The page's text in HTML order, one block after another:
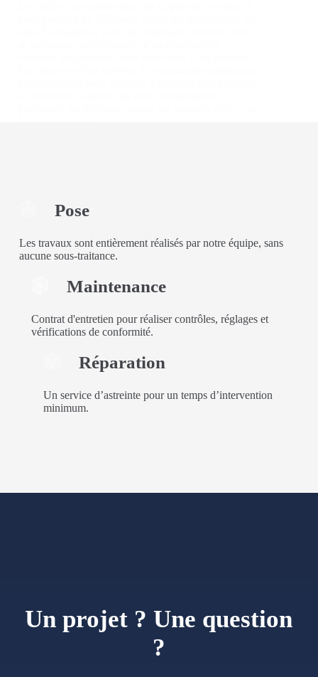
Pose
Les travaux sont entièrement réalisés par notre équipe, sans
aucune sous-traitance.
Maintenance
Contrat d'entretien pour réaliser contrôles, réglages et
vérifications de conformité.
Réparation
Un service d’astreinte pour un temps d’intervention
minimum.
Un projet ? Une question
?